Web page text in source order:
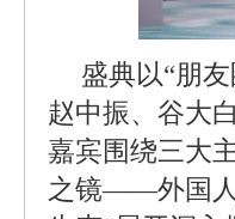
盛典以“朋
赵中振、谷大
嘉宾围绕三大
之镜——外国